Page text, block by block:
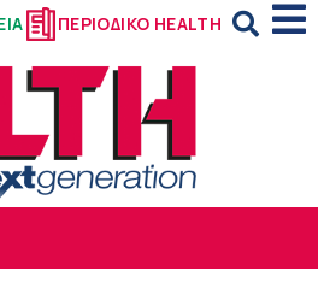
ΠΕΡΙΟΔΙΚΟ HEALTH